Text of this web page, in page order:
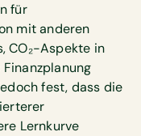
für
mit anderen
CO₂-Aspekte in
fest, dass die
Lernkurve